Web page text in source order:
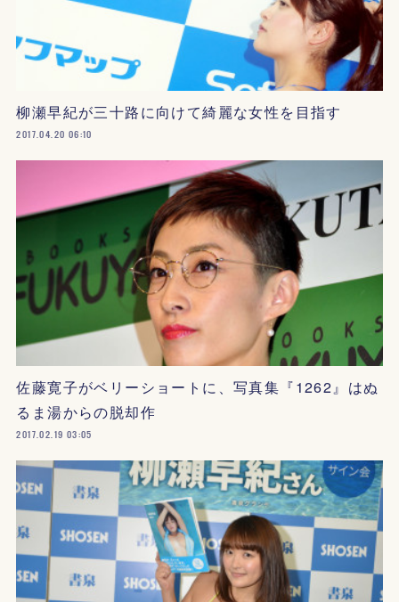
柳瀬早紀が三十路に向けて綺麗な女性を目指す
2017.04.20 06:10
佐藤寛子がベリーショートに、写真集『1262』はぬ
るま湯からの脱却作
2017.02.19 03:05